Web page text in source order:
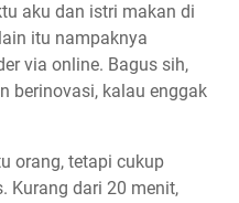
aku dan istri makan di
itu nampaknya
via online. Bagus sih,
berinovasi, kalau enggak
orang, tetapi cukup
Kurang dari 20 menit,